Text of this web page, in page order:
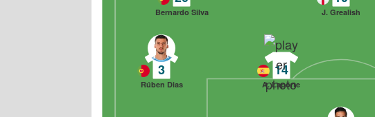
3
Rúben Dias
14
A. Laporte
Bernardo Silva J. Grealish